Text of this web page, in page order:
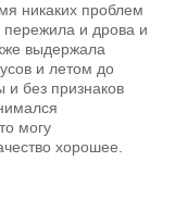
никаких проблем
пережила и дрова и
выдержала
и летом до
без признаков
могу
хорошее.